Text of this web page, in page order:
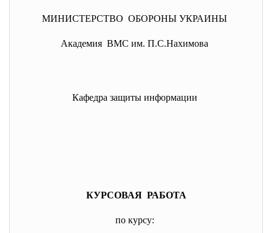
МИНИСТЕРСТВО ОБОРОНЫ УКРАИНЫ
Академия ВМС им. П.С.Нахимова
Кафедра защиты информации
КУРСОВАЯ РАБОТА
по курсу: